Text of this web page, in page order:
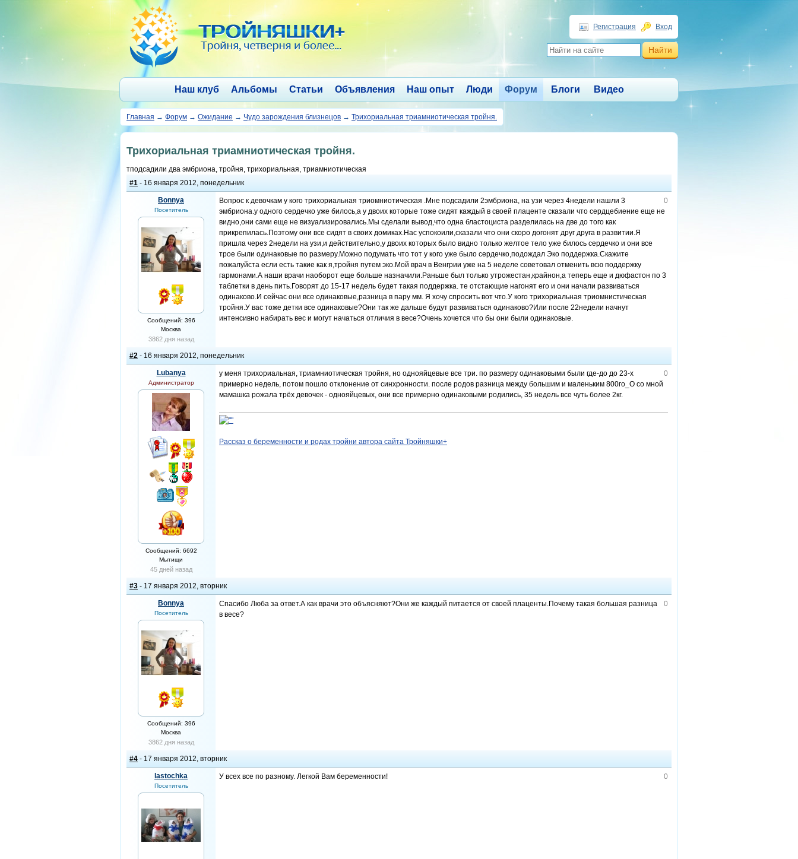
Регистрация Вход
Наш клуб Альбомы Статьи Объявления Наш опыт Люди Форум Блоги Видео
Главная → Форум → Ожидание → Чудо зарождения близнецов → Трихориальная триамниотическая тройня.
Трихориальная триамниотическая тройня.
тподсадили два эмбриона, тройня, трихориальная, триамниотическая
#1 - 16 января 2012, понедельник
Bonnya
Посетитель
Сообщений: 396
Москва
3862 дня назад
0
Вопрос к девочкам у кого трихориальная триомниотическая .Мне подсадили 2эмбриона, на узи через 4недели нашли 3
эмбриона.у одного сердечко уже билось,а у двоих которые тоже сидят каждый в своей плаценте сказали что сердцебиение еще не
видно,они сами еще не визуализировались.Мы сделали вывод,что одна бластоциста разделилась на две до того как
прикрепилась.Поэтому они все сидят в своих домиках.Нас успокоили,сказали что они скоро догонят друг друга в развитии.Я
пришла через 2недели на узи,и действительно,у двоих которых было видно только желтое тело уже билось сердечко и они все
трое были одинаковые по размеру.Можно подумать что тот у кого уже было сердечко,подождал Эко поддержка.Скажите
пожалуйста если есть такие как я,тройня путем эко.Мой врач в Венгрии уже на 5 неделе советовал отменить всю поддержку
гармонами.А наши врачи наоборот еще больше назначили.Раньше был только утрожестан,крайнон,а теперь еще и дюфастон по 3
таблетки в день пить.Говорят до 15-17 недель будет такая поддержка. те отстающие нагонят его и они начали развиваться
одинаково.И сейчас они все одинаковые,разница в пару мм. Я хочу спросить вот что.У кого трихориальная триомнистическая
тройня.У вас тоже детки все одинаковые?Они так же дальше будут развиваться одинаково?Или после 22недели начнут
интенсивно набирать вес и могут начаться отличия в весе?Очень хочется что бы они были одинаковые.
#2 - 16 января 2012, понедельник
Lubanya
Администратор
Сообщений: 6692
Мытищи
45 дней назад
0
у меня трихориальная, триамниотическая тройня, но однояйцевые все три. по размеру одинаковыми были где-до до 23-х
примерно недель, потом пошло отклонение от синхронности. после родов разница между большим и маленьким 800гo_O со мной
мамашка рожала трёх девочек - однояйцевых, они все примерно одинаковыми родились, 35 недель все чуть более 2кг.
Рассказ о беременности и родах тройни автора сайта Тройняшки+
#3 - 17 января 2012, вторник
Bonnya
Посетитель
Сообщений: 396
Москва
3862 дня назад
0
Спасибо Люба за ответ.А как врачи это объясняют?Они же каждый питается от своей плаценты.Почему такая большая разница
в весе?
#4 - 17 января 2012, вторник
lastochka
Посетитель
0
У всех все по разному. Легкой Вам беременности!